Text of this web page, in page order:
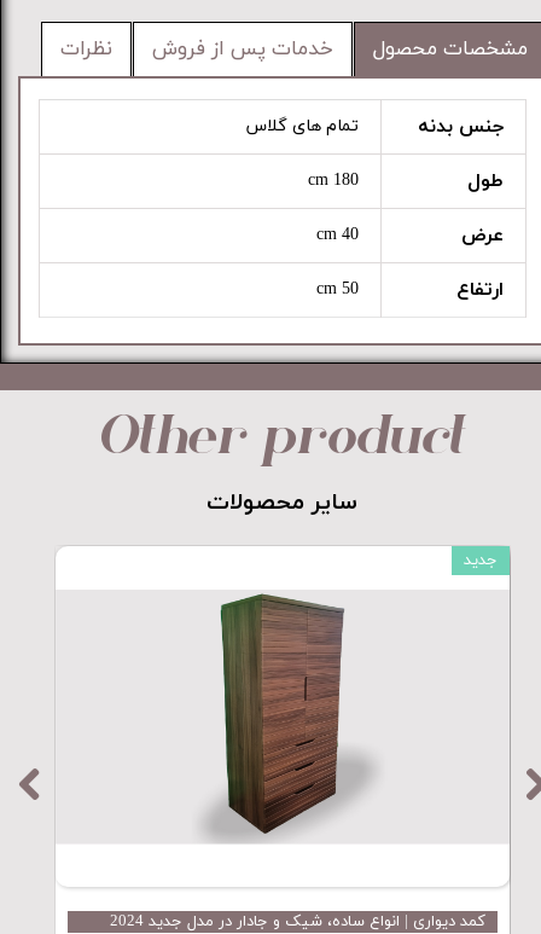
مشخصات محصول خدمات پس از فروش نظرات
جنس بدنه تمام های گلاس
طول 180 cm
عرض 40 cm
ارتفاع 50 cm
Other product
​​​​​​​سایر محصولات​​​​​​​
کمد دیواری | انواع ساده، شیک و جادار در مدل جدید 2024
جدید